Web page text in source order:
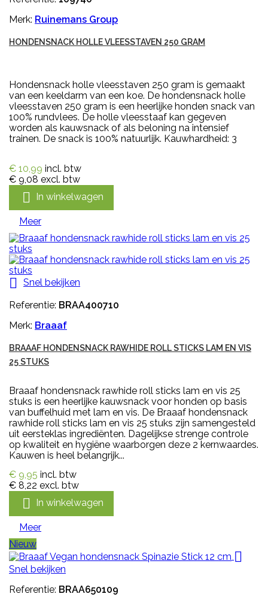
Merk: Ruinemans Group
HONDENSNACK HOLLE VLEESSTAVEN 250 GRAM
Hondensnack holle vleesstaven 250 gram is gemaakt
van een keeldarm van een koe. De hondensnack holle
vleesstaven 250 gram is een heerlijke honden snack van
100% rundvlees. De holle vleesstaaf kan gegeven
worden als kauwsnack of als beloning na intensief
trainen. De snack is 100% natuurlijk. Kauwhardheid: 3
€ 10,99 incl. btw
€ 9,08 excl. btw
 In winkelwagen
Meer
 Snel bekijken
Referentie: BRAA400710
Merk: Braaaf
BRAAAF HONDENSNACK RAWHIDE ROLL STICKS LAM EN VIS
25 STUKS
Braaaf hondensnack rawhide roll sticks lam en vis 25
stuks is een heerlijke kauwsnack voor honden op basis
van buffelhuid met lam en vis. De Braaaf hondensnack
rawhide roll sticks lam en vis 25 stuks zijn samengesteld
uit eersteklas ingrediënten. Dagelijkse strenge controle
op kwaliteit en hygiëne waarborgen deze 2 kernwaardes.
Kauwen is heel belangrijk...
€ 9,95 incl. btw
€ 8,22 excl. btw
 In winkelwagen
Meer
Nieuw

Snel bekijken
Referentie: BRAA650109